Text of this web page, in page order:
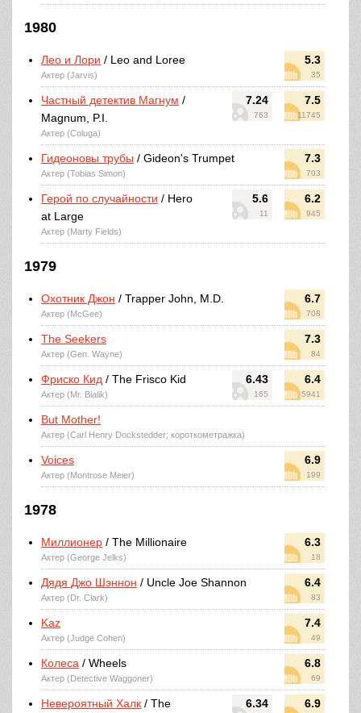
1980
5.3
35
Лео и Лори / Leo and Loree
Актер (Jarvis)
7.24
763
7.5
11745
Частный детектив Магнум /
Magnum, P.I.
Актер (Coluga)
7.3
703
Гидеоновы трубы / Gideon's Trumpet
Актер (Tobias Simon)
5.6
11
6.2
945
Герой по случайности / Hero
at Large
Актер (Marty Fields)
1979
6.7
708
Охотник Джон / Trapper John, M.D.
Актер (McGee)
7.3
84
The Seekers
Актер (Gen. Wayne)
6.43
165
6.4
5941
Фриско Кид / The Frisco Kid
Актер (Mr. Bialik)
But Mother!
Актер (Carl Henry Dockstedder; короткометражка)
6.9
199
Voices
Актер (Montrose Meier)
1978
6.3
18
Миллионер / The Millionaire
Актер (George Jelks)
6.4
83
Дядя Джо Шэннон / Uncle Joe Shannon
Актер (Dr. Clark)
7.4
49
Kaz
Актер (Judge Cohen)
6.8
69
Колеса / Wheels
Актер (Detective Waggoner)
6.34 6.9
Невероятный Халк / The